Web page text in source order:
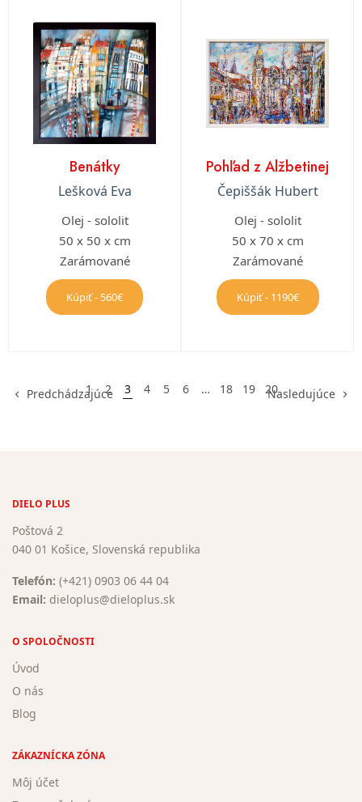
Benátky
Lešková Eva
Olej - sololit
50 x 50 x cm
Zarámované
Kúpiť - 560€
Pohľad z Alžbetinej
Čepiššák Hubert
Olej - sololit
50 x 70 x cm
Zarámované
Kúpiť - 1190€
Predchádzajúce
1 2 3 4 5 6 … 18 19 20
Nasledujúce
DIELO PLUS
Poštová 2
040 01 Košice, Slovenská republika
Telefón: (+421) 0903 06 44 04
Email: dieloplus@dieloplus.sk
O SPOLOČNOSTI
Úvod
O nás
Blog
ZÁKAZNÍCKA ZÓNA
Môj účet